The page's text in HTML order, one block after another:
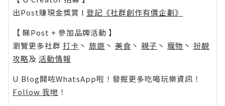
出Post賺現金獎賞 l 登記《社群創作有價企劃》
【 睇Post + 參加品牌活動 】
瀏覽更多社群 打卡 丶 旅遊 丶 美食 丶 親子 丶 寵物 丶 扮靚
攻略及 活動情報
U Blog開咗WhatsApp啦！發掘更多吃喝玩樂資訊！
Follow 我哋 ！